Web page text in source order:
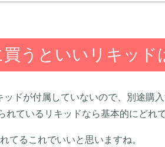
買うといいリキッド
ッドが付属していないので、別途購
れているリキッドなら基本的にどれ
てるこれでいいと思いますね。